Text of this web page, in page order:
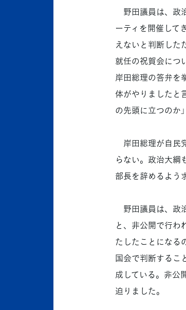
野田議員は、政
ーティを開催して
えないと判断した
就任の祝賀会につ
岸田総理の答弁を
体がやりましたと
の先頭に立つのか
岸田総理が自民
らない。政治大綱
部長を辞めるよう
野田議員は、政
と、非公開で行わ
たしたことになる
国会で判断するこ
成している。非公
迫りました。